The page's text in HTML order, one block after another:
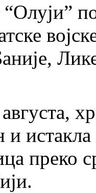
истакла
преко